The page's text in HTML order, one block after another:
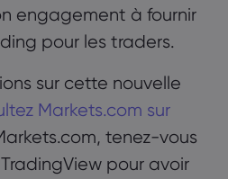
engagement à fournir
pour les traders.
sur cette nouvelle
Markets.com sur
tenez-vous
pour avoir